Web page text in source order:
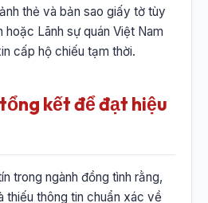
thẻ và bản sao giấy tờ tùy
hoặc Lãnh sự quán Việt Nam
cấp hộ chiếu tạm thời.
kết để đạt hiệu
trong ngành đồng tình rằng,
thiếu thông tin chuẩn xác về